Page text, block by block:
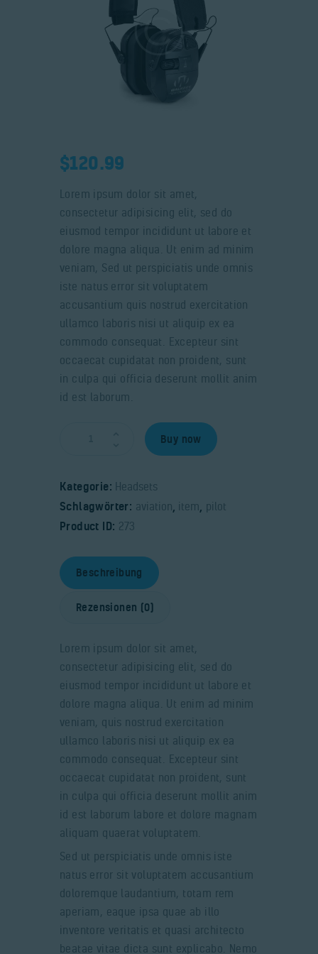
$120.99
Lorem ipsum dolor sit amet,
consectetur adipisicing elit, sed do
eiusmod tempor incididunt ut labore et
dolore magna aliqua. Ut enim ad minim
veniam, Sed ut perspiciatis unde omnis
iste natus error sit voluptatem
accusantium quis nostrud exercitation
ullamco laboris nisi ut aliquip ex ea
commodo consequat. Excepteur sint
occaecat cupidatat non proident, sunt
in culpa qui officia deserunt mollit anim
id est laborum.
Buy now
Kategorie: Headsets
Schlagwörter: aviation item pilot
Product ID: 273
Beschreibung
Rezensionen (0)
Lorem ipsum dolor sit amet,
consectetur adipisicing elit, sed do
eiusmod tempor incididunt ut labore et
dolore magna aliqua. Ut enim ad minim
veniam, quis nostrud exercitation
ullamco laboris nisi ut aliquip ex ea
commodo consequat. Excepteur sint
occaecat cupidatat non proident, sunt
in culpa qui officia deserunt mollit anim
id est laborum labore et dolore magnam
aliquam quaerat voluptatem.
Sed ut perspiciatis unde omnis iste
natus error sit voluptatem accusantium
doloremque laudantium, totam rem
aperiam, eaque ipsa quae ab illo
inventore veritatis et quasi architecto
beatae vitae dicta sunt explicabo. Nemo